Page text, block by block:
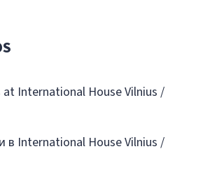
International House Vilnius /
в International House Vilnius /